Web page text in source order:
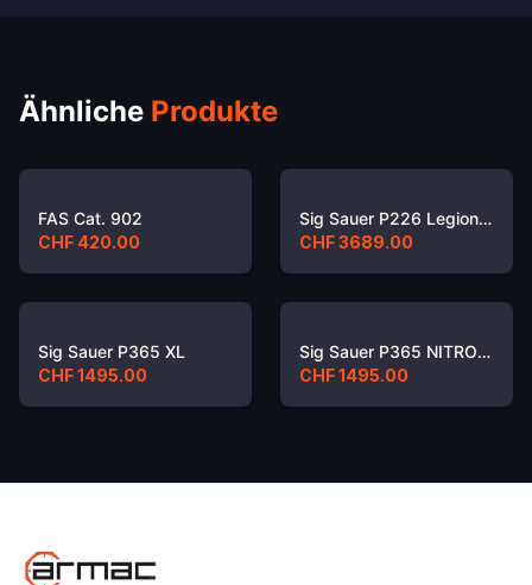
Ähnliche Produkte
FAS Cat. 902
CHF 420.00
Sig Sauer P226 Legion Full Size
CHF 3689.00
Sig Sauer P365 XL
CHF 1495.00
Sig Sauer P365 NITRON MICRO-COMPACT
CHF 1495.00